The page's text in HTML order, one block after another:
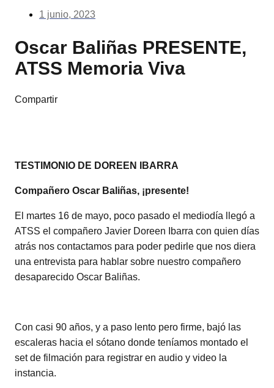
1 junio, 2023
Oscar Baliñas PRESENTE,
ATSS Memoria Viva
Compartir
TESTIMONIO DE DOREEN IBARRA
Compañero Oscar Baliñas, ¡presente!
El martes 16 de mayo, poco pasado el mediodía llegó a
ATSS el compañero Javier Doreen Ibarra con quien días
atrás nos contactamos para poder pedirle que nos diera
una entrevista para hablar sobre nuestro compañero
desaparecido Oscar Baliñas.
Con casi 90 años, y a paso lento pero firme, bajó las
escaleras hacia el sótano donde teníamos montado el
set de filmación para registrar en audio y video la
instancia.